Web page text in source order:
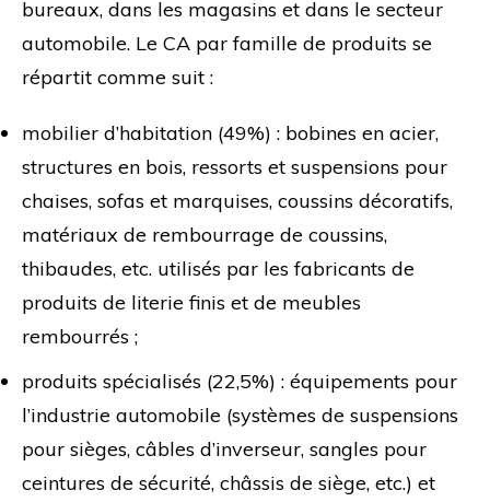
bureaux, dans les magasins et dans le secteur
automobile. Le CA par famille de produits se
répartit comme suit :
mobilier d’habitation (49%) : bobines en acier,
structures en bois, ressorts et suspensions pour
chaises, sofas et marquises, coussins décoratifs,
matériaux de rembourrage de coussins,
thibaudes, etc. utilisés par les fabricants de
produits de literie finis et de meubles
rembourrés ;
produits spécialisés (22,5%) : équipements pour
l’industrie automobile (systèmes de suspensions
pour sièges, câbles d’inverseur, sangles pour
ceintures de sécurité, châssis de siège, etc.) et